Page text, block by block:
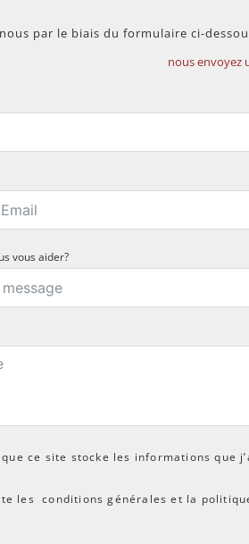
par le biais du formulaire ci-
nous envoyez
vous aider?
ce site stocke les informations que
les conditions générales et la